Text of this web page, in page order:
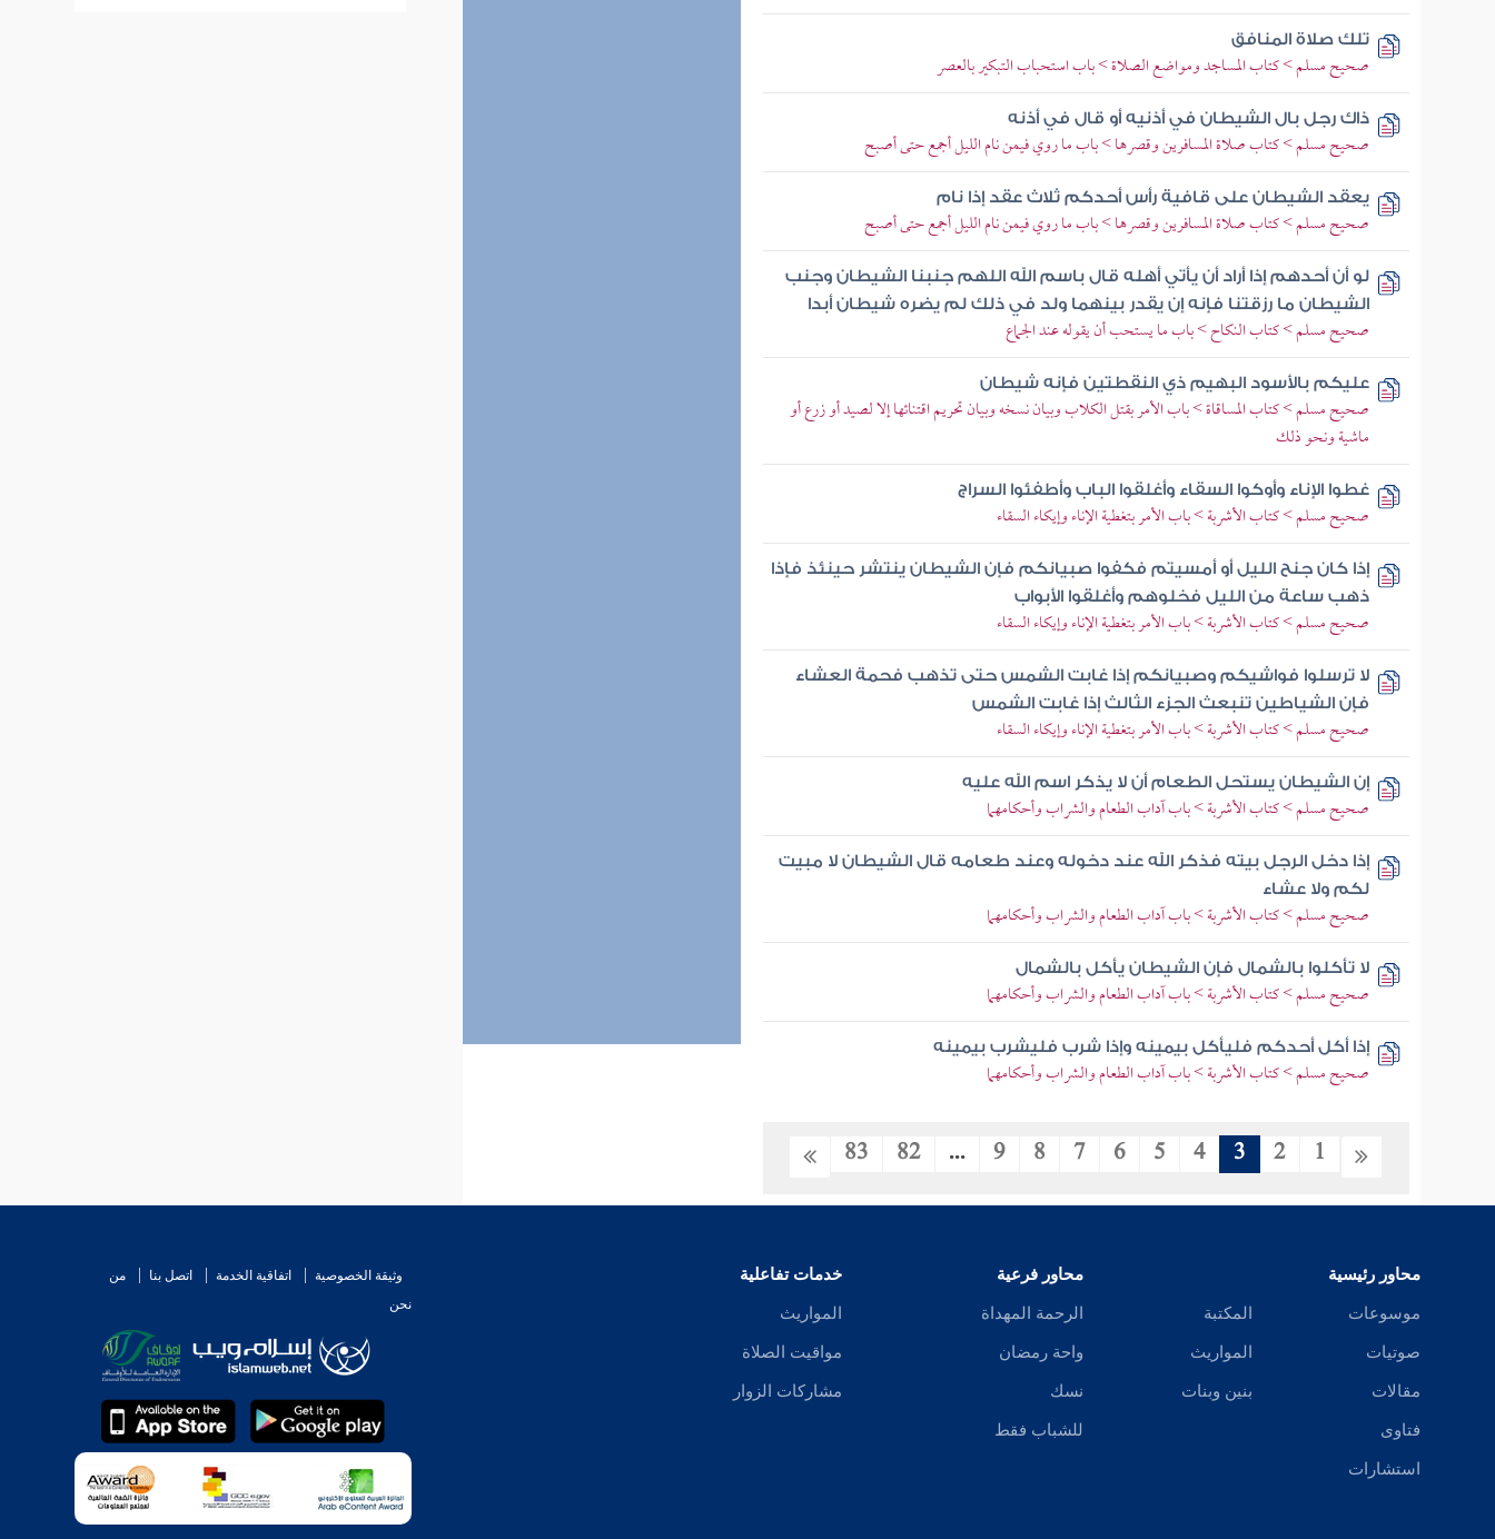
تلك صلاة المنافق
صحيح مسلم > كتاب المساجد ومواضع الصلاة > باب استحباب التبكير بالعصر
ذاك رجل بال الشيطان في أذنيه أو قال في أذنه
صحيح مسلم > كتاب صلاة المسافرين وقصرها > باب ما روي فيمن نام الليل أجمع حتى أصبح
يعقد الشيطان على قافية رأس أحدكم ثلاث عقد إذا نام
صحيح مسلم > كتاب صلاة المسافرين وقصرها > باب ما روي فيمن نام الليل أجمع حتى أصبح
لو أن أحدهم إذا أراد أن يأتي أهله قال باسم الله اللهم جنبنا الشيطان وجنب
الشيطان ما رزقتنا فإنه إن يقدر بينهما ولد في ذلك لم يضره شيطان أبدا
صحيح مسلم > كتاب النكاح > باب ما يستحب أن يقوله عند الجماع
عليكم بالأسود البهيم ذي النقطتين فإنه شيطان
صحيح مسلم > كتاب المساقاة > باب الأمر بقتل الكلاب وبيان نسخه وبيان تحريم اقتنائها إلا لصيد أو زرع أو
ماشية ونحو ذلك
غطوا الإناء وأوكوا السقاء وأغلقوا الباب وأطفئوا السراج
صحيح مسلم > كتاب الأشربة > باب الأمر بتغطية الإناء وإيكاء السقاء
إذا كان جنح الليل أو أمسيتم فكفوا صبيانكم فإن الشيطان ينتشر حينئذ فإذا
ذهب ساعة من الليل فخلوهم وأغلقوا الأبواب
صحيح مسلم > كتاب الأشربة > باب الأمر بتغطية الإناء وإيكاء السقاء
لا ترسلوا فواشيكم وصبيانكم إذا غابت الشمس حتى تذهب فحمة العشاء
فإن الشياطين تنبعث الجزء الثالث إذا غابت الشمس
صحيح مسلم > كتاب الأشربة > باب الأمر بتغطية الإناء وإيكاء السقاء
إن الشيطان يستحل الطعام أن لا يذكر اسم الله عليه
صحيح مسلم > كتاب الأشربة > باب آداب الطعام والشراب وأحكامهما
إذا دخل الرجل بيته فذكر الله عند دخوله وعند طعامه قال الشيطان لا مبيت
لكم ولا عشاء
صحيح مسلم > كتاب الأشربة > باب آداب الطعام والشراب وأحكامهما
لا تأكلوا بالشمال فإن الشيطان يأكل بالشمال
صحيح مسلم > كتاب الأشربة > باب آداب الطعام والشراب وأحكامهما
إذا أكل أحدكم فليأكل بيمينه وإذا شرب فليشرب بيمينه
صحيح مسلم > كتاب الأشربة > باب آداب الطعام والشراب وأحكامهما
1
2
3
4
5
6
7
8
9
...
82
83
محاور رئيسية
موسوعات
صوتيات
مقالات
فتاوى
استشارات
المكتبة
المواريث
بنين وبنات
محاور فرعية
الرحمة المهداة
واحة رمضان
نسك
للشباب فقط
خدمات تفاعلية
المواريث
مواقيت الصلاة
مشاركات الزوار
وثيقة الخصوصية اتفاقية الخدمة اتصل بنا
من
نحن